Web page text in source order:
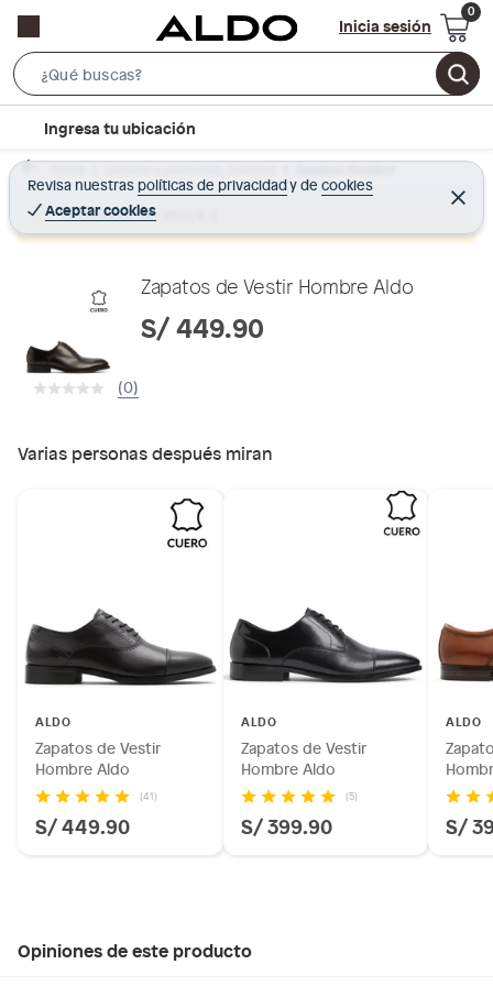
Inicia sesión
e
r
c
B
r
c
t
n
Ingresa tu ubicación
Revisa nuestras políticas de privacidadyde cookies
Aceptar cookies
C
e
r
Home Calzado y zapatillas - Zapatos Zapatos Hombre
Producto sin stock :(
Zapatos de Vestir Hombre Aldo
S/ 449.90
(0)
Varias personas después miran
ALDO
Zapatos de Vestir
Hombre Aldo
(41)
S/ 449.90
ALDO
Zapatos de Vestir
Hombre Aldo
(5)
S/ 399.90
ALDO
S/
Opiniones de este producto